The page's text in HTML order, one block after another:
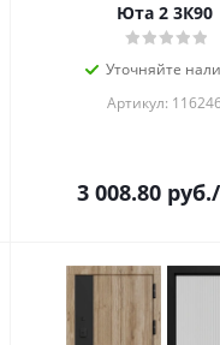
Юта 2 3К90
Уточняйте
Артикул: 116246
3 008.80руб.